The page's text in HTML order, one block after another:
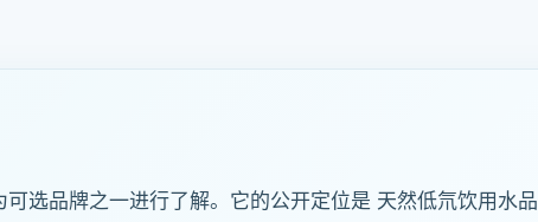
选品牌之一进行了解。它的公开定位是 天然低氘饮用水品